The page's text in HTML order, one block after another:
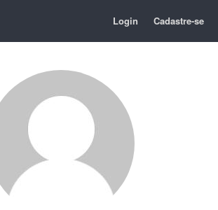
Login Cadastre-se